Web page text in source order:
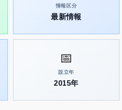
情報区分
最新情報
📅
設立年
2015年